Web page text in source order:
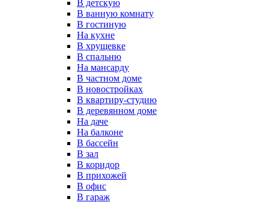
В детскую
В ванную комнату
В гостиную
На кухне
В хрущевке
В спальню
На мансарду
В частном доме
В новостройках
В квартиру-студию
В деревянном доме
На даче
На балконе
В бассейн
В зал
В коридор
В прихожей
В офис
В гараж